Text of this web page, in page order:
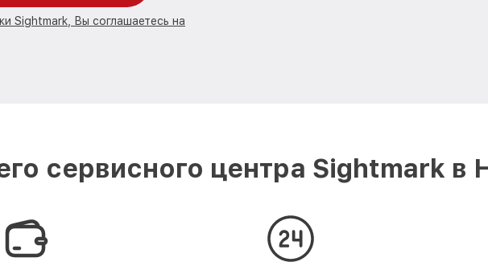
Sightmark, Вы соглашаетесь на
сервисного центра Sightmark в